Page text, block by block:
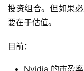
投资组合。但如果
要在于估值。
目前：
Nvidia 的市盈